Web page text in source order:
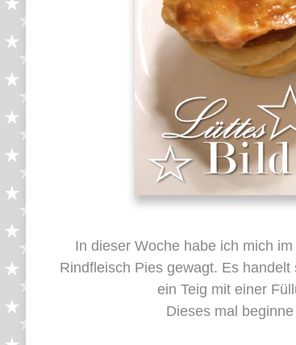
In dieser Woche habe ich mich
Rindfleisch Pies gewagt. Es
ein Teig mit einer
Dieses mal